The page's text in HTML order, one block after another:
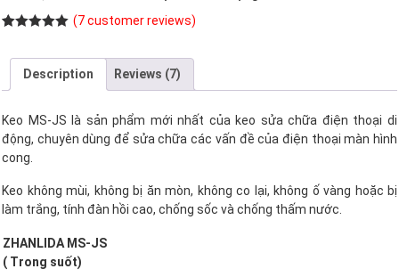
customer
ratings
(7customer reviews)
Description Reviews (7)
Keo MS-JS là sản phẩm mới nhất của keo sửa chữa điện thoại di
động, chuyên dùng để sửa chữa các vấn đề của điện thoại màn hình
cong.
Keo không mùi, không bị ăn mòn, không co lại, không ố vàng hoặc bị
làm trắng, tính đàn hồi cao, chống sốc và chống thấm nước.
ZHANLIDA MS-JS
( Trong suốt)